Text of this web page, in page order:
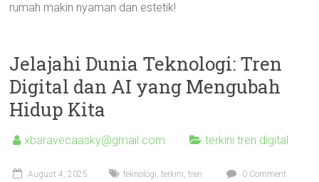
rumah makin nyaman dan estetik!
Jelajahi Dunia Teknologi: Tren
Digital dan AI yang Mengubah
Hidup Kita
xbaravecaasky@gmail.com terkini tren digital
August 4, 2025 teknologi,terkini,tren 0 Comment